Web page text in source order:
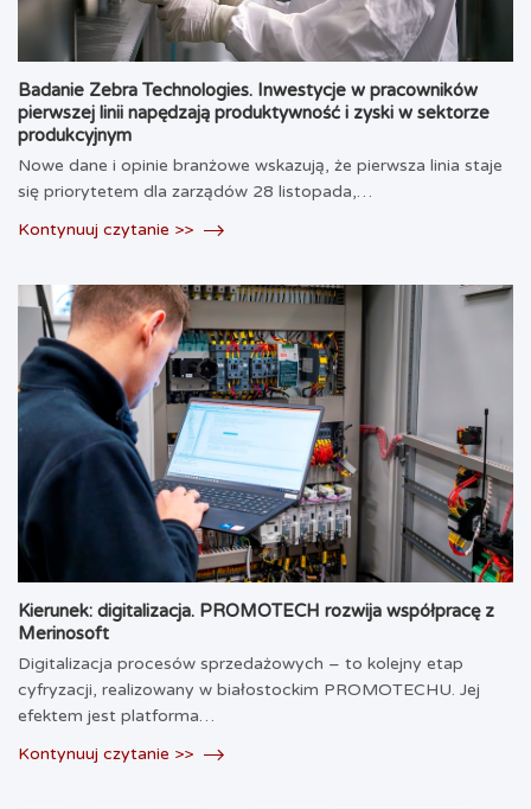
Badanie Zebra Technologies. Inwestycje w pracowników
pierwszej linii napędzają produktywność i zyski w sektorze
produkcyjnym
Nowe dane i opinie branżowe wskazują, że pierwsza linia staje
się priorytetem dla zarządów 28 listopada,…
Kontynuuj czytanie >>
Kierunek: digitalizacja. PROMOTECH rozwija współpracę z
Merinosoft
Digitalizacja procesów sprzedażowych – to kolejny etap
cyfryzacji, realizowany w białostockim PROMOTECHU. Jej
efektem jest platforma…
Kontynuuj czytanie >>